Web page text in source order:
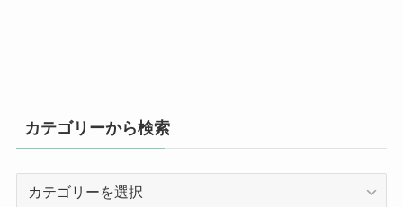
カテゴリーから検索